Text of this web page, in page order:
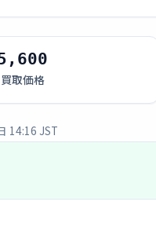
取価格
14:16 JST